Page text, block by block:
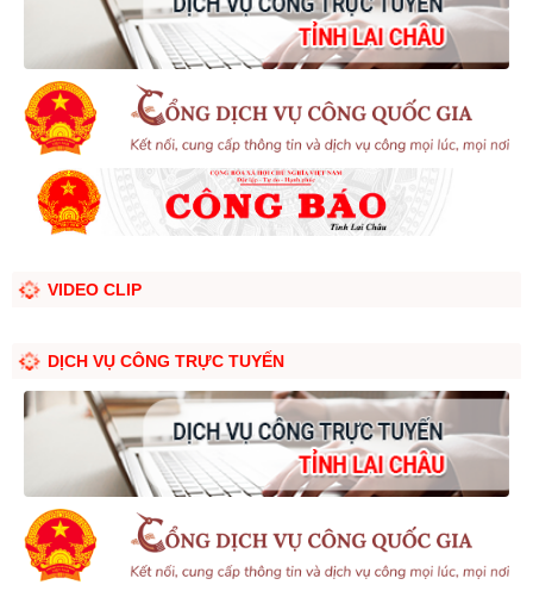
VIDEO CLIP
DỊCH VỤ CÔNG TRỰC TUYẾN